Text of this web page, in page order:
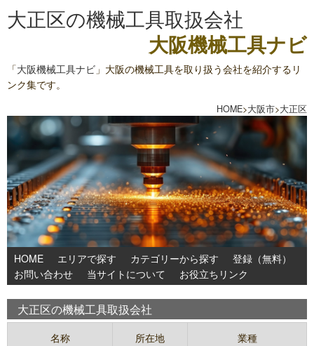
大正区の機械工具取扱会社
大阪機械工具ナビ
「大阪機械工具ナビ 」大阪の機械工具を取り扱う会社を紹介するリ
ンク集です。
HOME>大阪市>大正区
HOME エリアで探す カテゴリーから探す
登録（無料）
お問い合わせ
当サイトについて お役立ちリンク
大正区の機械工具取扱会社
名称 所在地 業種